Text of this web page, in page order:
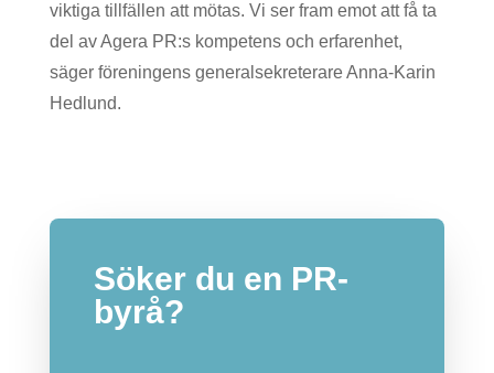
viktiga tillfällen att mötas. Vi ser fram emot att få ta
del av Agera PR:s kompetens och erfarenhet,
säger föreningens generalsekreterare Anna-Karin
Hedlund.
Söker du en PR-
byrå?